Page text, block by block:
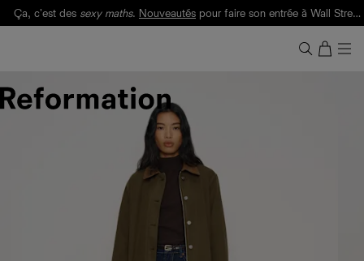
Ça, c'est des sexy maths. Nouveautés pour faire son entrée à Wall Street.